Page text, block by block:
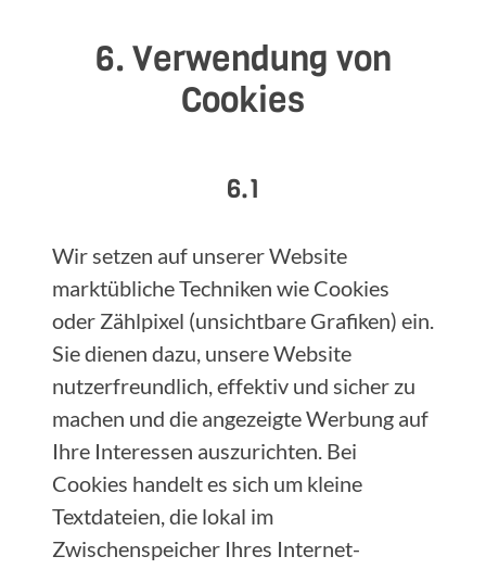
6. Verwendung von
Cookies
6.1
Wir setzen auf unserer Website
marktübliche Techniken wie Cookies
oder Zählpixel (unsichtbare Grafiken) ein.
Sie dienen dazu, unsere Website
nutzerfreundlich, effektiv und sicher zu
machen und die angezeigte Werbung auf
Ihre Interessen auszurichten. Bei
Cookies handelt es sich um kleine
Textdateien, die lokal im
Zwischenspeicher Ihres Internet-